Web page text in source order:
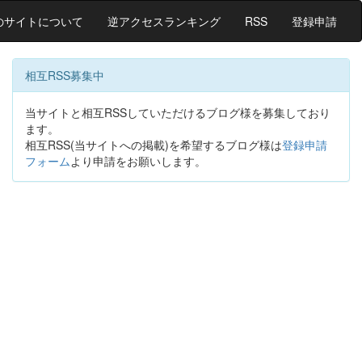
サイトについて 逆アクセスランキング RSS 登録申請
相互RSS募集中
当サイトと相互RSSしていただけるブログ様を募集しており
ます。
相互RSS(当サイトへの掲載)を希望するブログ様は登録申請
フォームより申請をお願いします。